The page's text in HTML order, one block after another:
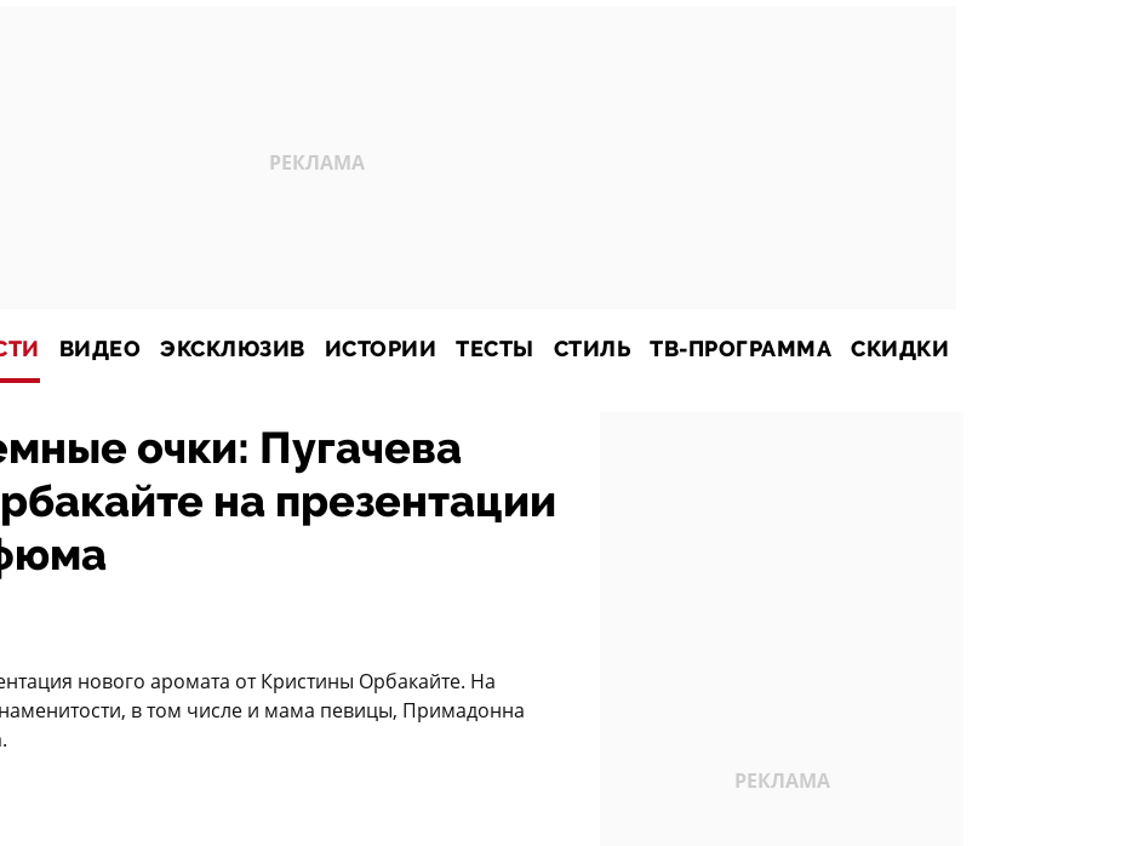
ВИДЕО ЭКСКЛЮЗИВ ИСТОРИИ ТЕСТЫ СТИЛЬ ТВ-ПРОГРАММА СКИДКИ
очки: Пугачева
на презентации
нового аромата от Кристины Орбакайте. На
в том числе и мама певицы, Примадонна